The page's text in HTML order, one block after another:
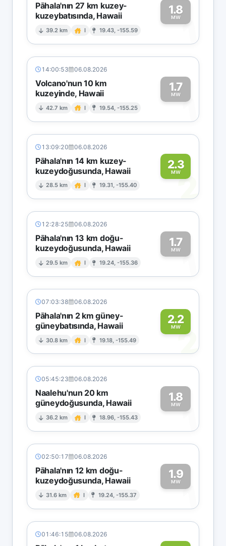
Pāhala'nın 27 km kuzey-
kuzeybatısında, Hawaii
39.2 km I 19.43, -155.59
1.8
MW1
14:00:53 06.08.2026
Volcano'nun 10 km
kuzeyinde, Hawaii
42.7 km I 19.54, -155.25
1.7
MW1
13:09:20 06.08.2026
Pāhala'nın 14 km kuzey-
kuzeydoğusunda, Hawaii
28.5 km I 19.31, -155.40
2.3
MW2
12:28:25 06.08.2026
Pāhala'nın 13 km doğu-
kuzeydoğusunda, Hawaii
29.5 km I 19.24, -155.36
1.7
MW1
07:03:38 06.08.2026
Pāhala'nın 2 km güney-
güneybatısında, Hawaii
30.8 km I 19.18, -155.49
2.2
MW2
05:45:23 06.08.2026
Naalehu'nun 20 km
güneydoğusunda, Hawaii
36.2 km I 18.96, -155.43
1.8
MW1
02:50:17 06.08.2026
Pāhala'nın 12 km doğu-
kuzeydoğusunda, Hawaii
31.6 km I 19.24, -155.37
1.9
MW1
01:46:15 06.08.2026